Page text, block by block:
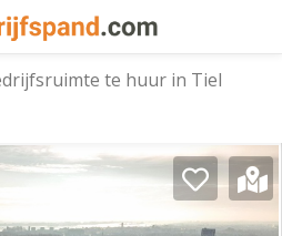
te huur in Tiel